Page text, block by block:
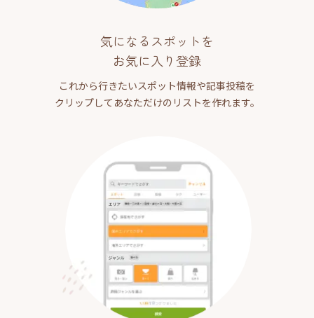
気になるスポットを
お気に入り登録
これから行きたいスポット情報や記事投稿を
クリップしてあなただけのリストを作れます。